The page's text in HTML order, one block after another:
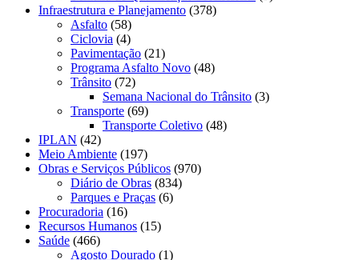
Infraestrutura e Planejamento (378)
Asfalto (58)
Ciclovia (4)
Pavimentação (21)
Programa Asfalto Novo (48)
Trânsito (72)
Semana Nacional do Trânsito (3)
Transporte (69)
Transporte Coletivo (48)
IPLAN (42)
Meio Ambiente (197)
Obras e Serviços Públicos (970)
Diário de Obras (834)
Parques e Praças (6)
Procuradoria (16)
Recursos Humanos (15)
Saúde (466)
Agosto Dourado (1)